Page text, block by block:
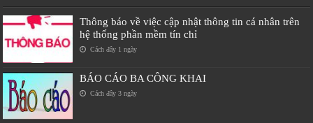
Thông báo về việc cập nhật thông tin cá nhân trên
hệ thống phần mềm tín chỉ
Cách đây 1 ngày
BÁO CÁO BA CÔNG KHAI
Cách đây 3 ngày